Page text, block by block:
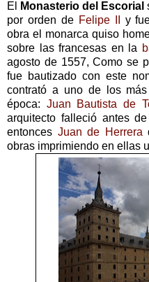
El Monasterio del Escorial
por orden de Felipe II
y
obra el monarca quiso
sobre las francesas en la
agosto de 1557, Como se
fue bautizado con este
contrató a uno de los
época: Juan Bautista de
arquitecto falleció antes
entonces Juan de Herrera
obras imprimiendo en ellas